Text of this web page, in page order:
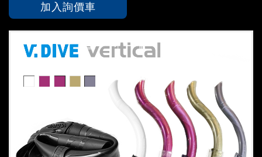
加入詢價車